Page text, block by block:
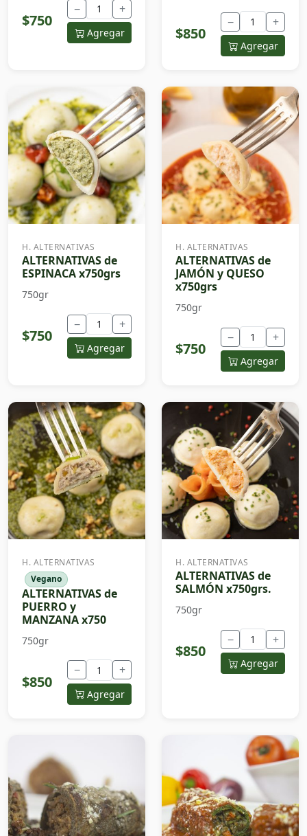
$750
− +
Agregar $850
− +
Agregar
H. ALTERNATIVAS
ALTERNATIVAS de
ESPINACA x750grs
750gr
$750
− +
Agregar
H. ALTERNATIVAS
ALTERNATIVAS de
JAMÓN y QUESO
x750grs
750gr
$750
− +
Agregar
H. ALTERNATIVAS
Vegano
ALTERNATIVAS de
PUERRO y
MANZANA x750
750gr
$850
− +
Agregar
H. ALTERNATIVAS
ALTERNATIVAS de
SALMÓN x750grs.
750gr
$850
− +
Agregar